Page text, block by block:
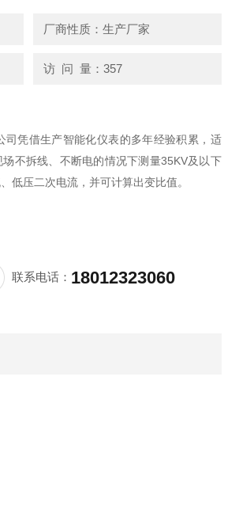
厂商性质：生产厂家
访 问 量：357
司凭借生产智能化仪表的多年经验积累，适
不拆线、不断电的情况下测量35KV及以下
低压二次电流，并可计算出变比值。
联系电话： 18012323060